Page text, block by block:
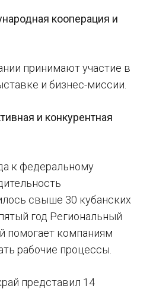
кооперация и
принимают участие в
и бизнес-миссии.
и конкурентная
к федеральному
свыше 30 кубанских
год Региональный
помогает компаниям
рабочие процессы.
представил 14